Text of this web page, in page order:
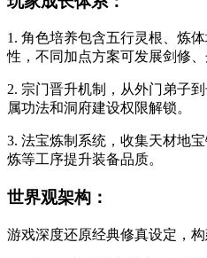
1. 角色培养包含五行灵根、炼
性，不同加点方案可发展剑修、
2. 宗门晋升机制，从外门弟子
属功法和洞府建设权限解锁。
3. 法宝炼制系统，收集天材地
炼等工序提升装备品质。
世界观架构：
游戏深度还原经典修真设定，